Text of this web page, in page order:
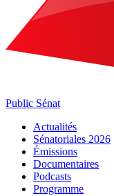
Public Sénat
Actualités
Sénatoriales 2026
Émissions
Documentaires
Podcasts
Programme